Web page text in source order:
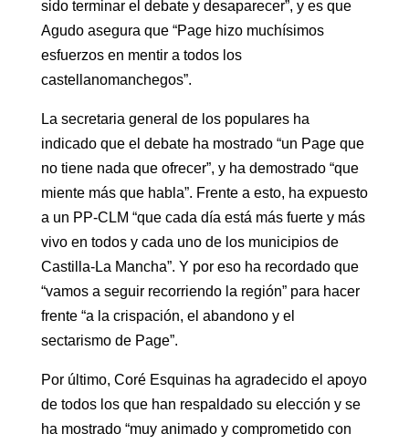
sido terminar el debate y desaparecer”, y es que
Agudo asegura que “Page hizo muchísimos
esfuerzos en mentir a todos los
castellanomanchegos”.
La secretaria general de los populares ha
indicado que el debate ha mostrado “un Page que
no tiene nada que ofrecer”, y ha demostrado “que
miente más que habla”. Frente a esto, ha expuesto
a un PP-CLM “que cada día está más fuerte y más
vivo en todos y cada uno de los municipios de
Castilla-La Mancha”. Y por eso ha recordado que
“vamos a seguir recorriendo la región” para hacer
frente “a la crispación, el abandono y el
sectarismo de Page”.
Por último, Coré Esquinas ha agradecido el apoyo
de todos los que han respaldado su elección y se
ha mostrado “muy animado y comprometido con